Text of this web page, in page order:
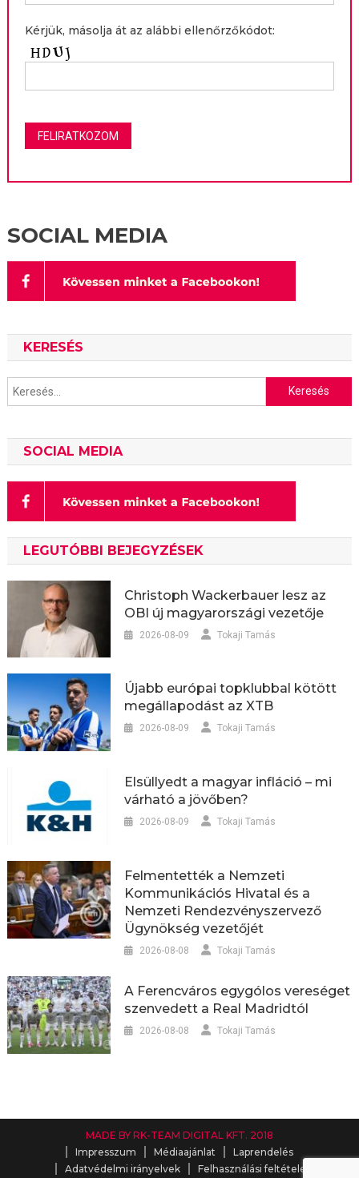
Kérjük, másolja át az alábbi ellenőrzőkódot:
SOCIAL MEDIA
KERESÉS
Keresés:
SOCIAL MEDIA
LEGUTÓBBI BEJEGYZÉSEK
Christoph Wackerbauer lesz az
OBI új magyarországi vezetője
2026-08-09 Tokaji Tamás
Újabb európai topklubbal kötött
megállapodást az XTB
2026-08-09 Tokaji Tamás
Elsüllyedt a magyar infláció – mi
várható a jövőben?
2026-08-09 Tokaji Tamás
Felmentették a Nemzeti
Kommunikációs Hivatal és a
Nemzeti Rendezvényszervező
Ügynökség vezetőjét
2026-08-08 Tokaji Tamás
A Ferencváros egygólos vereséget
szenvedett a Real Madridtól
2026-08-08 Tokaji Tamás
MADE BY RK-TEAM DIGITAL KFT. 2018
Impresszum
Médiaajánlat
Laprendelés
Adatvédelmi irányelvek
Felhasználási feltételek